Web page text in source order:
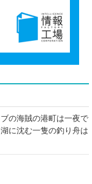
の海賊の港町は一夜で
に沈む一隻の釣り舟は